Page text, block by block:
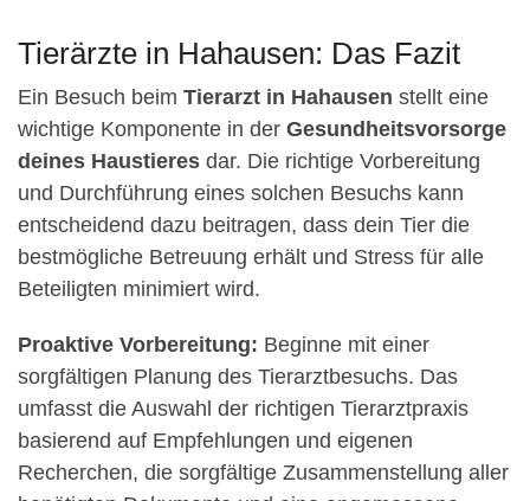
Tierärzte in Hahausen: Das Fazit
Ein Besuch beim Tierarzt in Hahausen stellt eine
wichtige Komponente in der Gesundheitsvorsorge
deines Haustieres dar. Die richtige Vorbereitung
und Durchführung eines solchen Besuchs kann
entscheidend dazu beitragen, dass dein Tier die
bestmögliche Betreuung erhält und Stress für alle
Beteiligten minimiert wird.
Proaktive Vorbereitung: Beginne mit einer
sorgfältigen Planung des Tierarztbesuchs. Das
umfasst die Auswahl der richtigen Tierarztpraxis
basierend auf Empfehlungen und eigenen
Recherchen, die sorgfältige Zusammenstellung aller